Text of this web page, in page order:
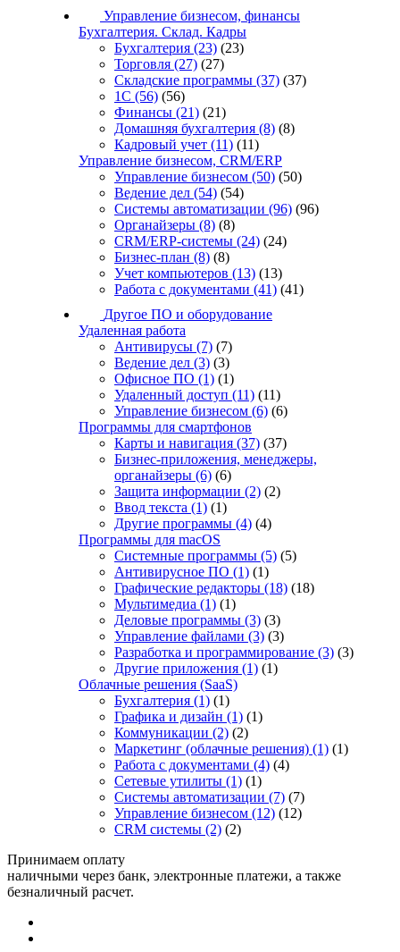
Управление бизнесом, финансы
Бухгалтерия. Склад. Кадры
Бухгалтерия (23) (23)
Торговля (27) (27)
Складские программы (37) (37)
1С (56) (56)
Финансы (21) (21)
Домашняя бухгалтерия (8) (8)
Кадровый учет (11) (11)
Управление бизнесом, CRM/ERP
Управление бизнесом (50) (50)
Ведение дел (54) (54)
Системы автоматизации (96) (96)
Органайзеры (8) (8)
CRM/ERP-системы (24) (24)
Бизнес-план (8) (8)
Учет компьютеров (13) (13)
Работа с документами (41) (41)
Другое ПО и оборудование
Удаленная работа
Антивирусы (7) (7)
Ведение дел (3) (3)
Офисное ПО (1) (1)
Удаленный доступ (11) (11)
Управление бизнесом (6) (6)
Программы для смартфонов
Карты и навигация (37) (37)
Бизнес-приложения, менеджеры,
органайзеры (6) (6)
Защита информации (2) (2)
Ввод текста (1) (1)
Другие программы (4) (4)
Программы для macOS
Системные программы (5) (5)
Антивирусное ПО (1) (1)
Графические редакторы (18) (18)
Мультимедиа (1) (1)
Деловые программы (3) (3)
Управление файлами (3) (3)
Разработка и программирование (3) (3)
Другие приложения (1) (1)
Облачные решения (SaaS)
Бухгалтерия (1) (1)
Графика и дизайн (1) (1)
Коммуникации (2) (2)
Маркетинг (облачные решения) (1) (1)
Работа с документами (4) (4)
Сетевые утилиты (1) (1)
Системы автоматизации (7) (7)
Управление бизнесом (12) (12)
CRM системы (2) (2)
Принимаем оплату
наличными через банк, электронные платежи, а также
безналичный расчет.